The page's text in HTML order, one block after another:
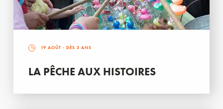
19 AOÛT - DÈS 3 ANS
LA PÊCHE AUX HISTOIRES